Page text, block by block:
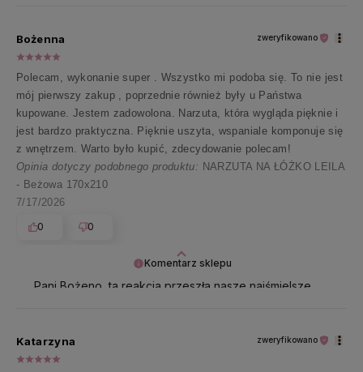
Komentarz sklepu
Pani Bożeno, ta reakcja przeszła nasze najśmielsze
Bożenna zweryfikowano
Polecam, wykonanie super . Wszystko mi podoba się. To nie jest
mój pierwszy zakup , poprzednie również były u Państwa
kupowane. Jestem zadowolona. Narzuta, która wygląda pięknie i
jest bardzo praktyczna. Pięknie uszyta, wspaniale komponuje się
z wnętrzem. Warto było kupić, zdecydowanie polecam!
Opinia dotyczy podobnego produktu: NARZUTA NA ŁÓŻKO LEILA
- Beżowa 170x210
7/17/2026
0
0
Katarzyna zweryfikowano